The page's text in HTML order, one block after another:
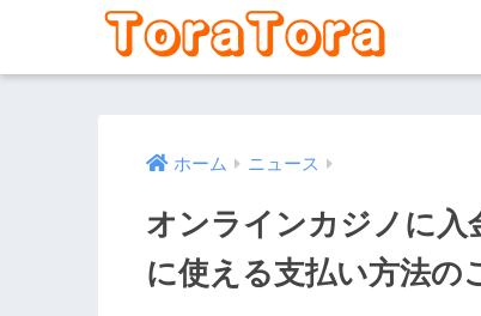
ホーム ニュース
オンラインカジノに入
に使える支払い方法の